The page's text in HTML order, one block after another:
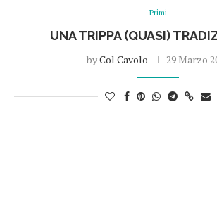
Primi
UNA TRIPPA (QUASI)
byCol Cavolo 29 Marzo